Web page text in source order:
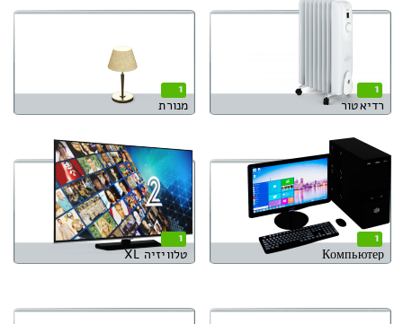
1
רדיאטור
1
מנורת
1
Компьютер
1
טלוויזיה XL